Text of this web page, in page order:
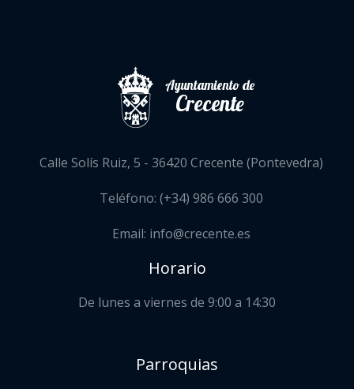
Ayuntamiento de
Crecente
Calle Solís Ruiz, 5 - 36420 Crecente (Pontevedra)
Teléfono: (+34) 986 666 300
Email: info@crecente.es
Horario
De lunes a viernes de 9:00 a 14:30
Parroquias